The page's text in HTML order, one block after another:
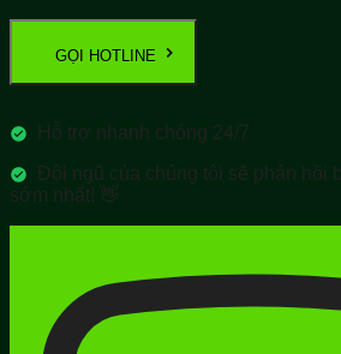
GỌI HOTLINE
Hỗ trợ nhanh chóng 24/7
Đội ngũ của chúng tôi sẽ phản hồi
sớm nhất! 👋